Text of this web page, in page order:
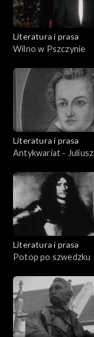
Literatura i prasa
Wilno w Pszczynie
Literatura i prasa
Antykwariat - Juliusz
Literatura i prasa
Potop po szwedzku